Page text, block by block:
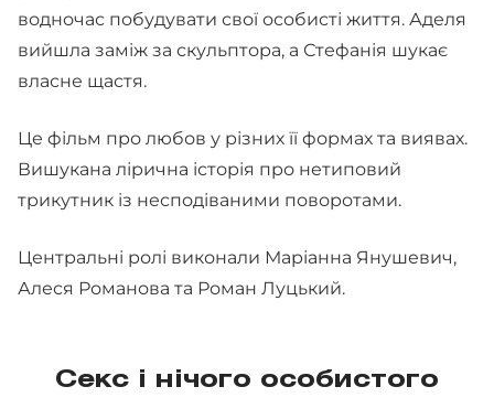
водночас побудувати свої особисті життя. Аделя
вийшла заміж за скульптора, а Стефанія шукає
власне щастя.
Це фільм про любов у різних її формах та виявах.
Вишукана лірична історія про нетиповий
трикутник із несподіваними поворотами.
Центральні ролі виконали Маріанна Янушевич,
Алеся Романова та Роман Луцький.
Секс і нічого особистого